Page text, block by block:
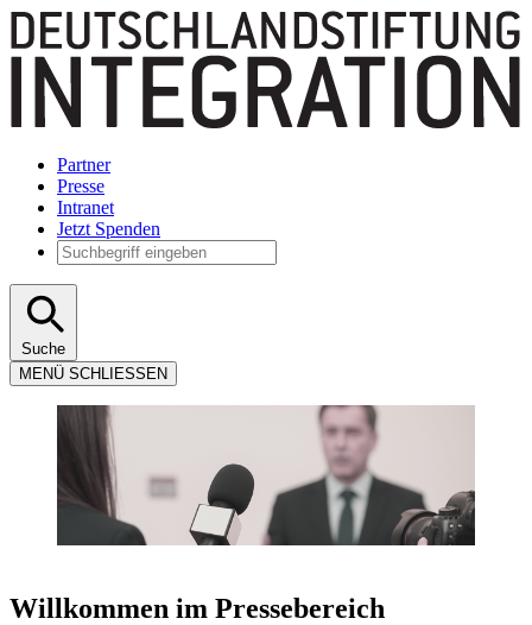
Partner
Presse
Intranet
Jetzt Spenden
Suche
MENÜ SCHLIESSEN
Willkommen im Pressebereich